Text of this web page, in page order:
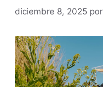
diciembre 8, 2025 por